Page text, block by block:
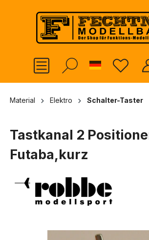
springen
German
Material Elektro Schalter-Taster
Tastkanal 2
Futaba,kurz
Bildergalerie überspringen